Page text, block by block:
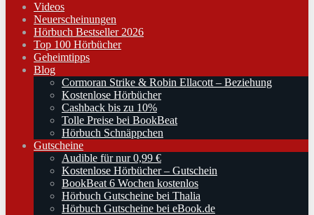
Videos
Neuerscheinungen
Hörbuch Bestseller 2026
Top 100 Hörbücher
Geheimtipps
Blog
Cormoran Strike & Robin Ellacott – Beziehung
Kostenlose Hörbücher
Cashback bis zu 10%
Tolle Preise bei BookBeat
Hörbuch Schnäppchen
Gutscheine
Audible für nur 0,99 €
Kostenlose Hörbücher – Gutschein
BookBeat 6 Wochen kostenlos
Hörbuch Gutscheine bei Thalia
Hörbuch Gutscheine bei eBook.de